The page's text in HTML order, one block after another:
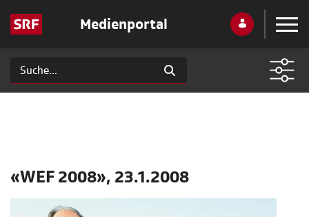
Medienportal
«WEF 2008», 23.1.2008